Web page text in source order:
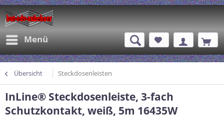
Menü
Übersicht Steckdosenleisten
InLine® Steckdosenleiste, 3-fach
Schutzkontakt, weiß, 5m 16435W